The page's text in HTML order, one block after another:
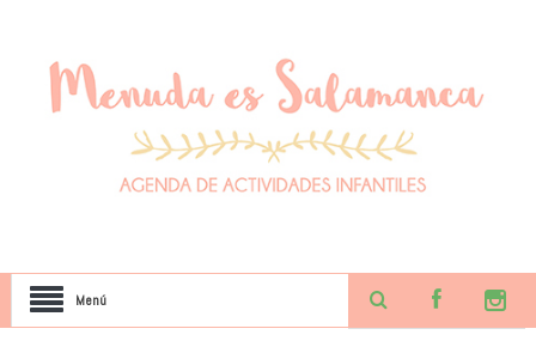
Menú